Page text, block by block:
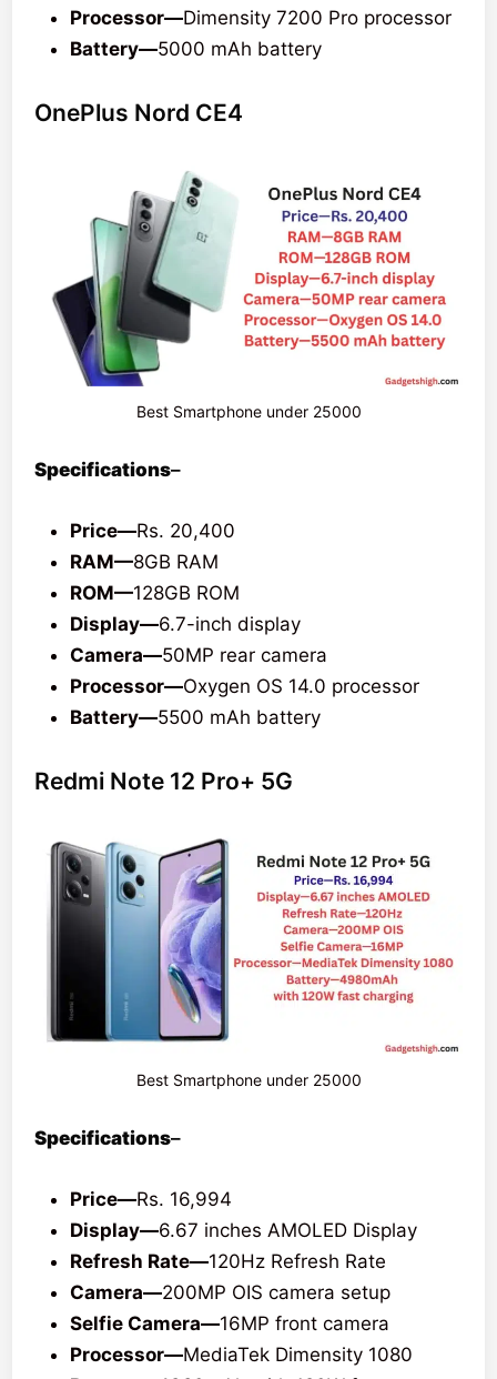
Processor—Dimensity 7200 Pro processor
Battery—5000 mAh battery
OnePlus Nord CE4
Best Smartphone under 25000
Specifications–
Price—Rs. 20,400
RAM—8GB RAM
ROM—128GB ROM
Display—6.7-inch display
Camera—50MP rear camera
Processor—Oxygen OS 14.0 processor
Battery—5500 mAh battery
Redmi Note 12 Pro+ 5G
Best Smartphone under 25000
Specifications–
Price—Rs. 16,994
Display—6.67 inches AMOLED Display
Refresh Rate—120Hz Refresh Rate
Camera—200MP OIS camera setup
Selfie Camera—16MP front camera
Processor—MediaTek Dimensity 1080